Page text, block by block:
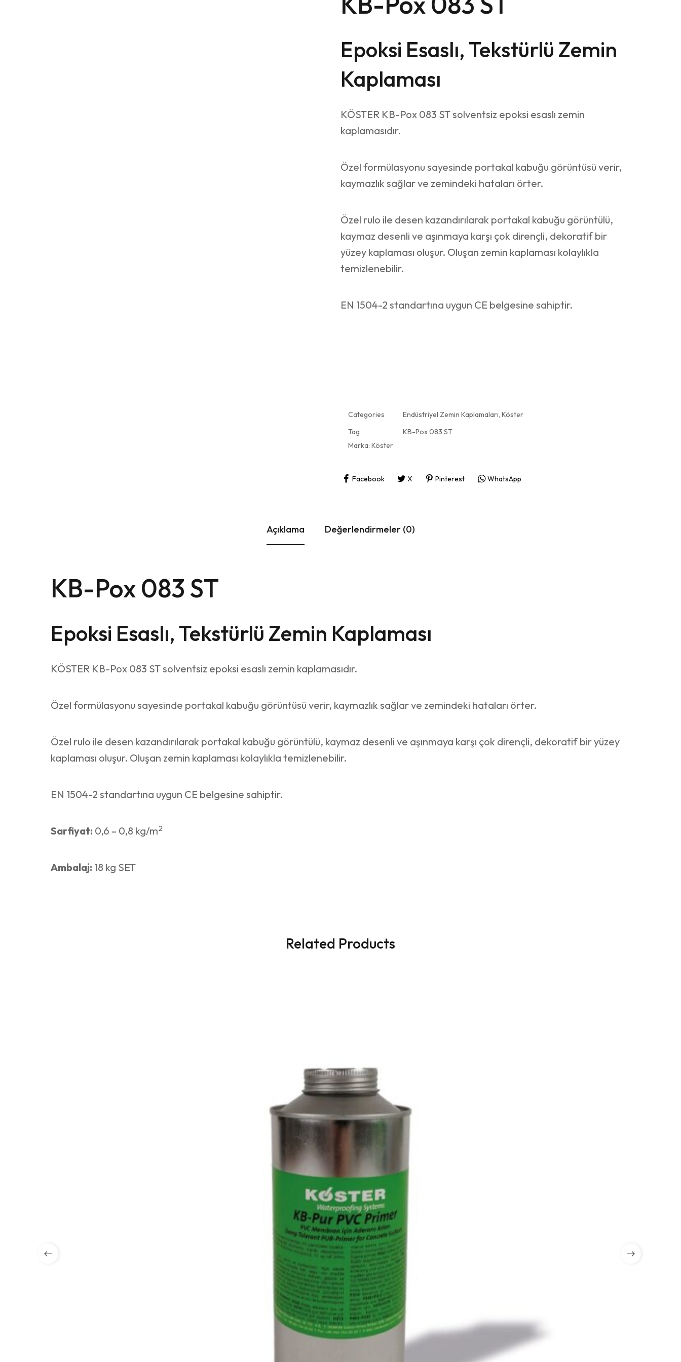
Epoksi Esaslı, Tekstürlü Zemin
Kaplaması
KÖSTER KB-Pox 083 ST solventsiz epoksi esaslı zemin
kaplamasıdır.
Özel formülasyonu sayesinde portakal kabuğu görüntüsü verir,
kaymazlık sağlar ve zemindeki hataları örter.
Özel rulo ile desen kazandırılarak portakal kabuğu görüntülü,
kaymaz desenli ve aşınmaya karşı çok dirençli, dekoratif bir
yüzey kaplaması oluşur. Oluşan zemin kaplaması kolaylıkla
temizlenebilir.
EN 1504-2 standartına uygun CE belgesine sahiptir.
Categories Endüstriyel Zemin Kaplamaları, Köster
Tag
KB-Pox 083 ST
Marka: Köster
Facebook X Pinterest WhatsApp
Açıklama Değerlendirmeler (0)
KB-Pox 083 ST
Epoksi Esaslı, Tekstürlü Zemin Kaplaması
KÖSTER KB-Pox 083 ST solventsiz epoksi esaslı zemin kaplamasıdır.
Özel formülasyonu sayesinde portakal kabuğu görüntüsü verir, kaymazlık sağlar ve zemindeki hataları örter.
Özel rulo ile desen kazandırılarak portakal kabuğu görüntülü, kaymaz desenli ve aşınmaya karşı çok dirençli, dekoratif bir yüzey
kaplaması oluşur. Oluşan zemin kaplaması kolaylıkla temizlenebilir.
EN 1504-2 standartına uygun CE belgesine sahiptir.
Sarfiyat: 0,6 – 0,8 kg/m2
Ambalaj: 18 kg SET
Related Products